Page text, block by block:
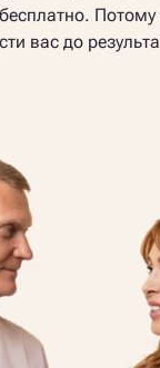
Потому
вас до